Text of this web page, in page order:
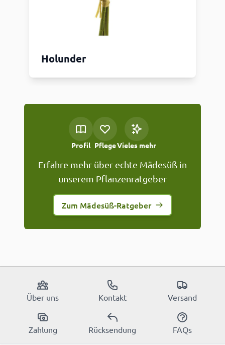
Holunder
Profil PflegeVieles mehr
Erfahre mehr über echte Mädesüß in
unserem Pflanzenratgeber
Zum Mädesüß-Ratgeber
Über uns Kontakt Versand
Zahlung Rücksendung FAQs